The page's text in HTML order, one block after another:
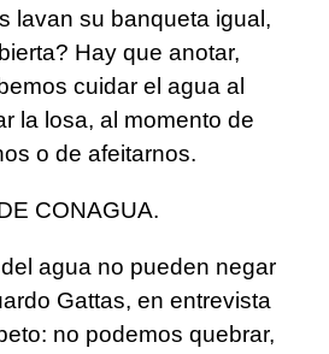
lavan su banqueta igual,
Hay que anotar,
cuidar el agua al
la losa, al momento de
o de afeitarnos.
CONAGUA.
agua no pueden negar
Gattas, en entrevista
no podemos quebrar,